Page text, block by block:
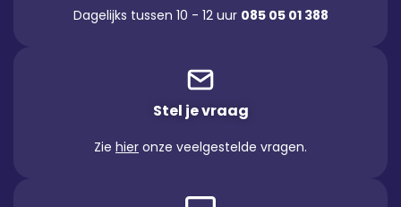
Dagelijks tussen 10 - 12 uur 085 05 01 388
Stel je vraag
Zie hier onze veelgestelde vragen.